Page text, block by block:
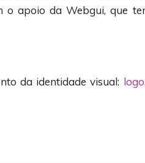
o apoio da Webgui, que
da identidade visual: logo